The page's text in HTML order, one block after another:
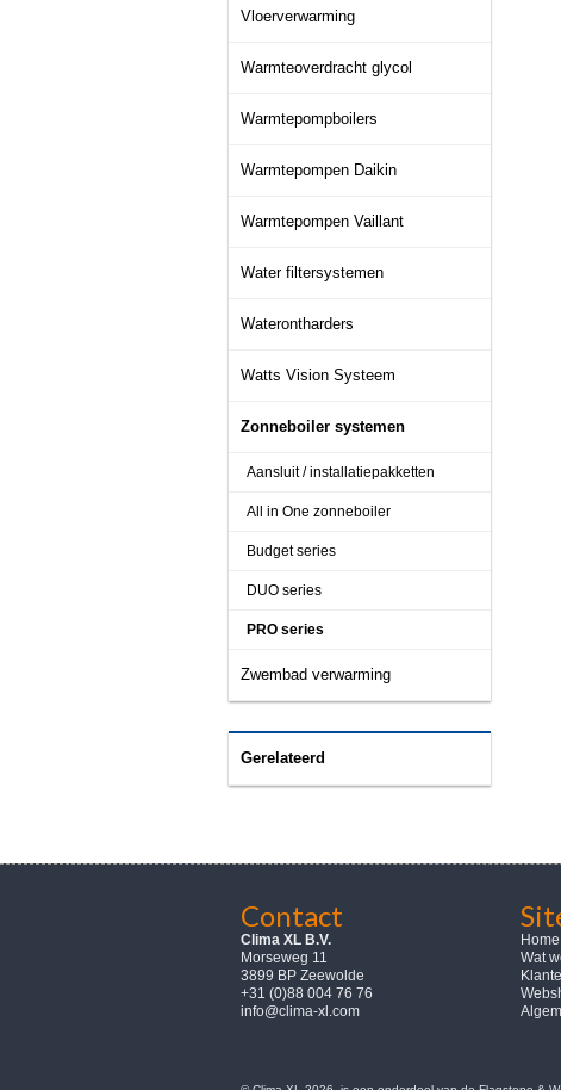
Vloerverwarming
Warmteoverdracht glycol
Warmtepompboilers
Warmtepompen Daikin
Warmtepompen Vaillant
Water filtersystemen
Waterontharders
Watts Vision Systeem
Zonneboiler systemen
Aansluit / installatiepakketten
All in One zonneboiler
Budget series
DUO series
PRO series
Zwembad verwarming
Gerelateerd
Contact
Clima XL B.V.
Morseweg 11
3899 BP Zeewolde
+31 (0)88 004 76 76
info@clima-xl.com
Home
Wat